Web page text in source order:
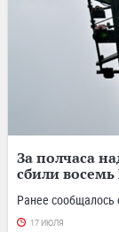
За полчаса
сбили
Ранее сообщалось
17 ИЮЛЯ